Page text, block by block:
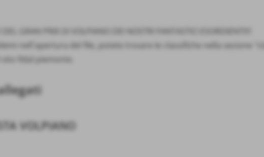
nell´apertura del file, potete trovare le classifiche nella sezione
fidal piemonte.
VOLPIANO